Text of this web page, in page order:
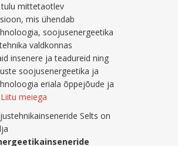
mittetaotlev
mis ühendab
soojusenergeetika
valdkonnas
insenere ja teadureid ning
soojusenergeetika ja
eriala õppejõude ja
Liitu meiega
Selts on